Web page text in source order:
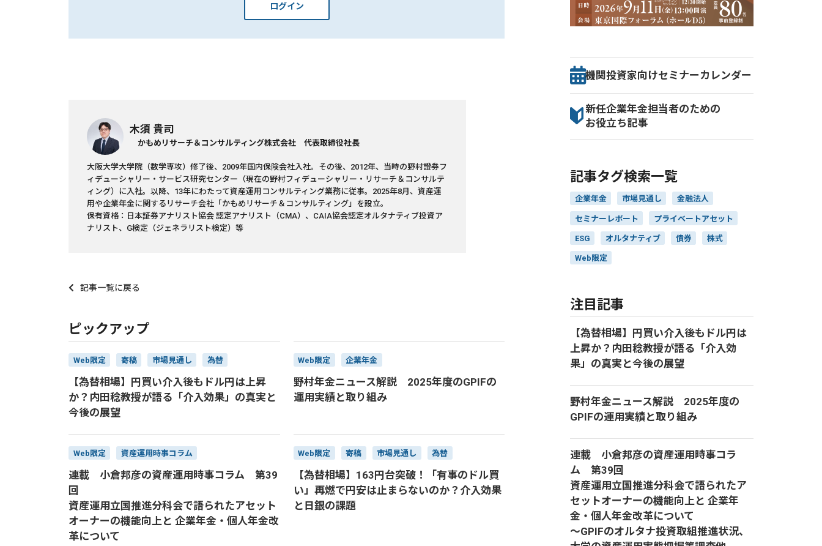
ログイン
木須 貴司
かもめリサーチ＆コンサルティング株式会社 代表取締役社長
大阪大学大学院（数学専攻）修了後、2009年国内保険会社入社。その後、2012年、当時の野村證券フ
ィデューシャリー・サービス研究センター（現在の野村フィデューシャリー・リサーチ＆コンサルテ
ィング）に入社。以降、13年にわたって資産運用コンサルティング業務に従事。2025年8月、資産運
用や企業年金に関するリサーチ会社「かもめリサーチ＆コンサルティング」を設立。
保有資格：日本証券アナリスト協会 認定アナリスト（CMA）、CAIA協会認定オルタナティブ投資ア
ナリスト、G検定（ジェネラリスト検定）等
記事一覧に戻る
ピックアップ
Web限定 寄稿 市場見通し 為替
【為替相場】円買い介入後もドル円は上昇
か？内田稔教授が語る「介入効果」の真実と
今後の展望
Web限定 企業年金
野村年金ニュース解説 2025年度のGPIFの
運用実績と取り組み
Web限定 資産運用時事コラム
連載 小倉邦彦の資産運用時事コラム 第39
回
資産運用立国推進分科会で語られたアセット
オーナーの機能向上と 企業年金・個人年金改
革について
Web限定 寄稿 市場見通し 為替
【為替相場】163円台突破！「有事のドル買
い」再燃で円安は止まらないのか？介入効果
と日銀の課題
機関投資家向けセミナー カレンダー
新任企業年金担当者のための
お役立ち記事
記事タグ検索一覧
企業年金 市場見通し 金融法人
セミナーレポート プライベートアセット
ESG オルタナティブ 債券 株式
Web限定
注目記事
【為替相場】円買い介入後もドル円は
上昇か？内田稔教授が語る「介入効
果」の真実と今後の展望
野村年金ニュース解説 2025年度の
GPIFの運用実績と取り組み
連載 小倉邦彦の資産運用時事コラ
ム 第39回
資産運用立国推進分科会で語られたア
セットオーナーの機能向上と 企業年
金・個人年金改革について
～GPIFのオルタナ投資取組推進状況、